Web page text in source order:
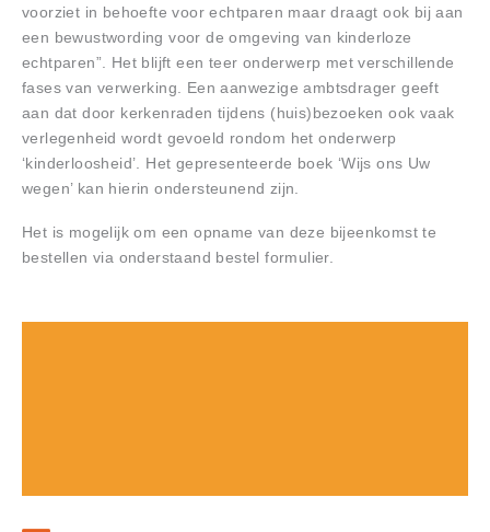
voorziet in behoefte voor echtparen maar draagt ook bij aan
een bewustwording voor de omgeving van kinderloze
echtparen”. Het blijft een teer onderwerp met verschillende
fases van verwerking. Een aanwezige ambtsdrager geeft
aan dat door kerkenraden tijdens (huis)bezoeken ook vaak
verlegenheid wordt gevoeld rondom het onderwerp
‘kinderloosheid’. Het gepresenteerde boek ‘Wijs ons Uw
wegen’ kan hierin ondersteunend zijn.
Het is mogelijk om een opname van deze bijeenkomst te
bestellen via onderstaand bestel formulier.